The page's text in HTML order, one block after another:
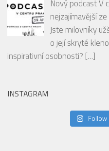
EDITORIAL
Nový podcast V
nejzajímavější
Jste milovníky
o její skryté